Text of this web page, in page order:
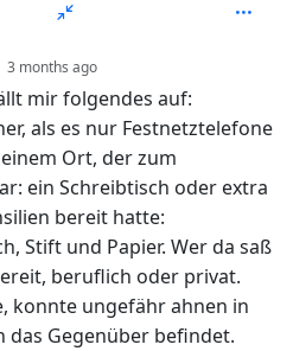
3 months ago
mir folgendes auf:
als es nur Festnetztelefone
Ort, der zum
ein Schreibtisch oder extra
bereit hatte:
Stift und Papier. Wer da saß
beruflich oder privat.
konnte ungefähr ahnen in
das Gegenüber befindet.